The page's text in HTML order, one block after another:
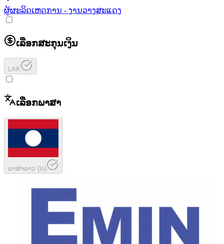
ຜູ້ຜະລິດເຫດການ - ງານວາງສະແດງ
ເລືອກສະກຸນເງິນ
LAK
ເລືອກພາສາ
ພາສາລາວ (lo)